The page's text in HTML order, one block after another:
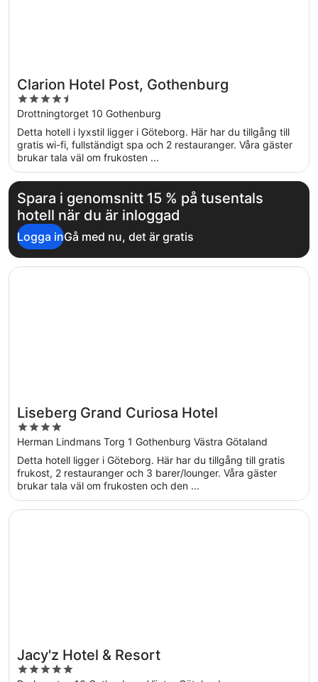
Clarion Hotel Post, Gothenburg
4.5
out
of
5
Drottningtorget 10 Gothenburg
Detta hotell i lyxstil ligger i Göteborg. Här har du tillgång till
gratis wi-fi, fullständigt spa och 2 restauranger. Våra gäster
brukar tala väl om frukosten ...
Spara i genomsnitt 15 % på tusentals
hotell när du är inloggad
Logga inGå med nu, det är gratis
Liseberg Grand Curiosa Hotel
4
out
of
5
Herman Lindmans Torg 1 Gothenburg Västra Götaland
Detta hotell ligger i Göteborg. Här har du tillgång till gratis
frukost, 2 restauranger och 3 barer/lounger. Våra gäster
brukar tala väl om frukosten och den ...
Öppnas i ett nytt fönster
Liseberg Grand Curiosa Hotel
Jacy'z Hotel & Resort
5
Öppnas i ett nytt fönster
Jacy'z Hotel & Resort